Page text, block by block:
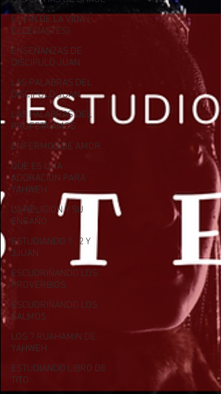
EL FIN DE LA VIDA (
ECLESIASTES)
ENSEÑANZAS DE
DISCIPULO JUAN
LAS PALABRAS DEL
DISCIPULO JUAN
LAS PALABRAS DEL
PROFETA AMOS
ENFERMOS DE AMOR
QUE ES UNA
ADORACION PARA
YAHWEH
LA RELIGION Y SU
ENGAÑO
ESTUDIANDO 1 , 2 Y
3JUAN
ESCUDRIÑANDO LOS
PROVERBIOS
ESCUDRIÑANDO LOS
SALMOS
LOS 7 RUAHAMIN DE
YAHWEH
ESTUDIANDO LIBRO DE
TITO